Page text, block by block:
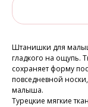
Штанишки для
гладкого на ощупь.
сохраняет форму
повседневной
малыша.
Турецкие мягкие